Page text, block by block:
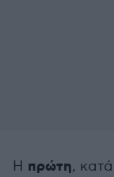
Η πρώτη,